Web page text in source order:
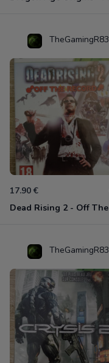
TheGamingR83
17.90 €
TheGamingR83